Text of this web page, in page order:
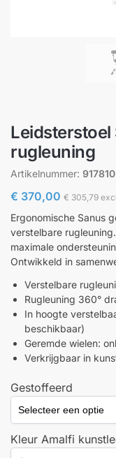
Leidsterstoel
rugleuning
Artikelnummer: 917810
€ 370,00 € 305,79
Ergonomische Sanus
verstelbare
maximale
Ontwikkeld in
Verstelbare
Rugleuning 360°
In hoogte
beschikbaar)
Geremde wielen:
Verkrijgbaar in
Gestoffeerd
Kleur Amalfi